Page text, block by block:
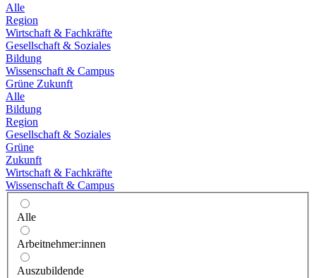
Alle
Region
Wirtschaft & Fachkräfte
Gesellschaft & Soziales
Bildung
Wissenschaft & Campus
Grüne Zukunft
Alle
Bildung
Region
Gesellschaft & Soziales
Grüne
Zukunft
Wirtschaft & Fachkräfte
Wissenschaft & Campus
Alle
Arbeitnehmer:innen
Auszubildende